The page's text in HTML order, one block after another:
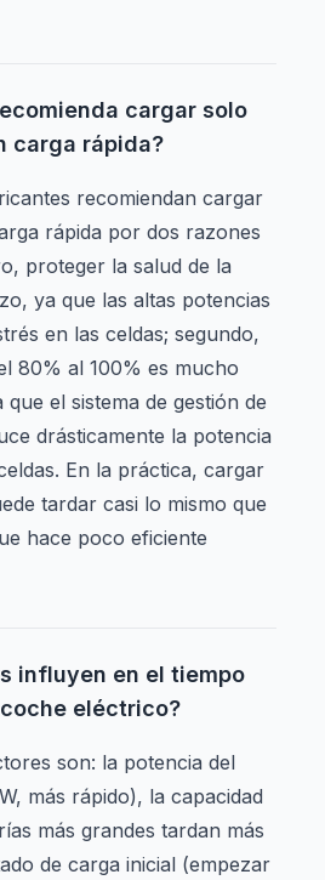
cargar solo
carga rápida?
recomiendan cargar
rápida por dos razones
proteger la salud de la
ya que las altas potencias
en las celdas; segundo,
80% al 100% es mucho
el sistema de gestión de
drásticamente la potencia
En la práctica, cargar
tardar casi lo mismo que
hace poco eficiente
influyen en el tiempo
eléctrico?
son: la potencia del
más rápido), la capacidad
más grandes tardan más
de carga inicial (empezar